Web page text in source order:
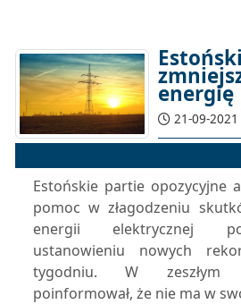
energię
21-09-
Estońskie partie opozycyjne
pomoc w złagodzeniu
energii elektrycznej
ustanowieniu nowych
tygodniu. W zeszłym
poinformował, że nie ma w